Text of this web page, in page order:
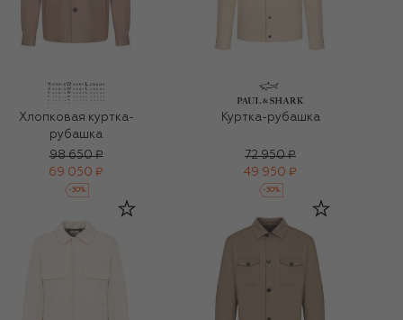
Хлопковая куртка-
рубашка
98 650 ₽
69 050 ₽
-30%
Куртка-рубашка
72 950 ₽
49 950 ₽
-30%